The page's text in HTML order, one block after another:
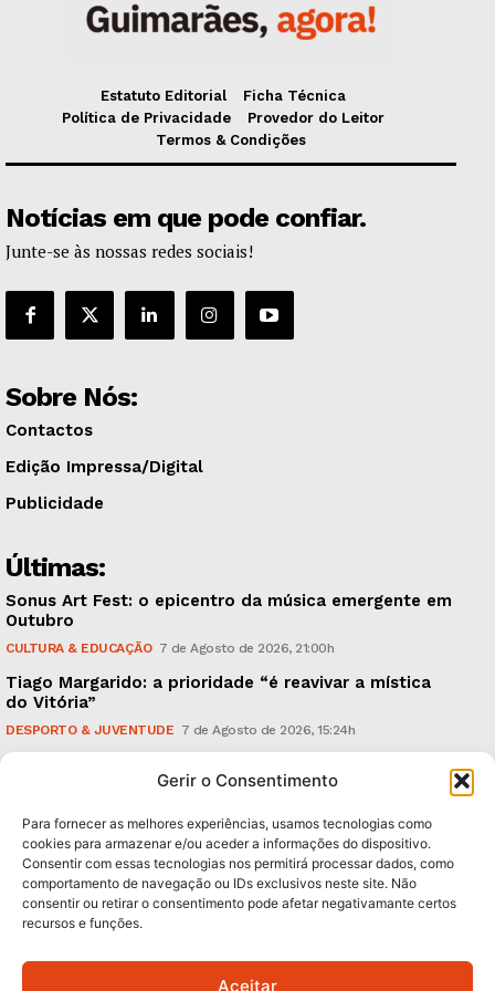
Gerir o Consentimento
Para fornecer as melhores experiências, usamos tecnologias como
cookies para armazenar e/ou aceder a informações do dispositivo.
Consentir com essas tecnologias nos permitirá processar dados, como
comportamento de navegação ou IDs exclusivos neste site. Não
consentir ou retirar o consentimento pode afetar negativamante certos
recursos e funções.
Aceitar
Estatuto Editorial
Ficha Técnica
Política de Privacidade
Provedor do Leitor
Termos & Condições
Notícias em que pode confiar.
Junte-se às nossas redes sociais!
Sobre Nós:
Contactos
Edição Impressa/Digital
Publicidade
Últimas:
Sonus Art Fest: o epicentro da música emergente em
Outubro
CULTURA & EDUCAÇÃO 7 de Agosto de 2026, 21:00h
Tiago Margarido: a prioridade “é reavivar a mística
do Vitória”
DESPORTO & JUVENTUDE 7 de Agosto de 2026, 15:24h
caudais e antecipa situações de risco
Subscreva Newsletter: